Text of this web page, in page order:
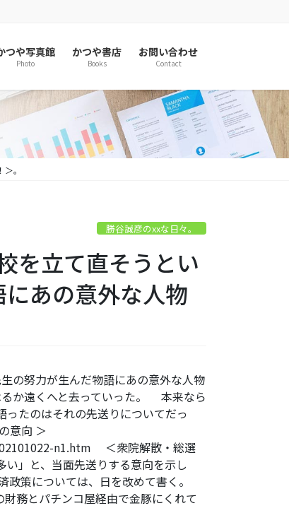
つや写真館
Photo
かつや書店
Books
お問い合わせ
Contact
。
勝谷誠彦のxxな日々。
を立て直そうとい
あの意外な人物
の努力が生んだ物語にあの意外な人物
か遠くへと去っていった。 本来なら
たのはそれの先送りについてだっ
意向 ＞
n1.htm ＜衆院解散・総選
」と、当面先送りする意向を示し
政策については、日を改めて書く。
務とパチンコ屋経由で金豚にくれて